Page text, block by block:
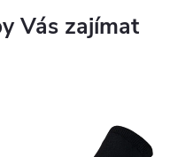
Vás zajímat